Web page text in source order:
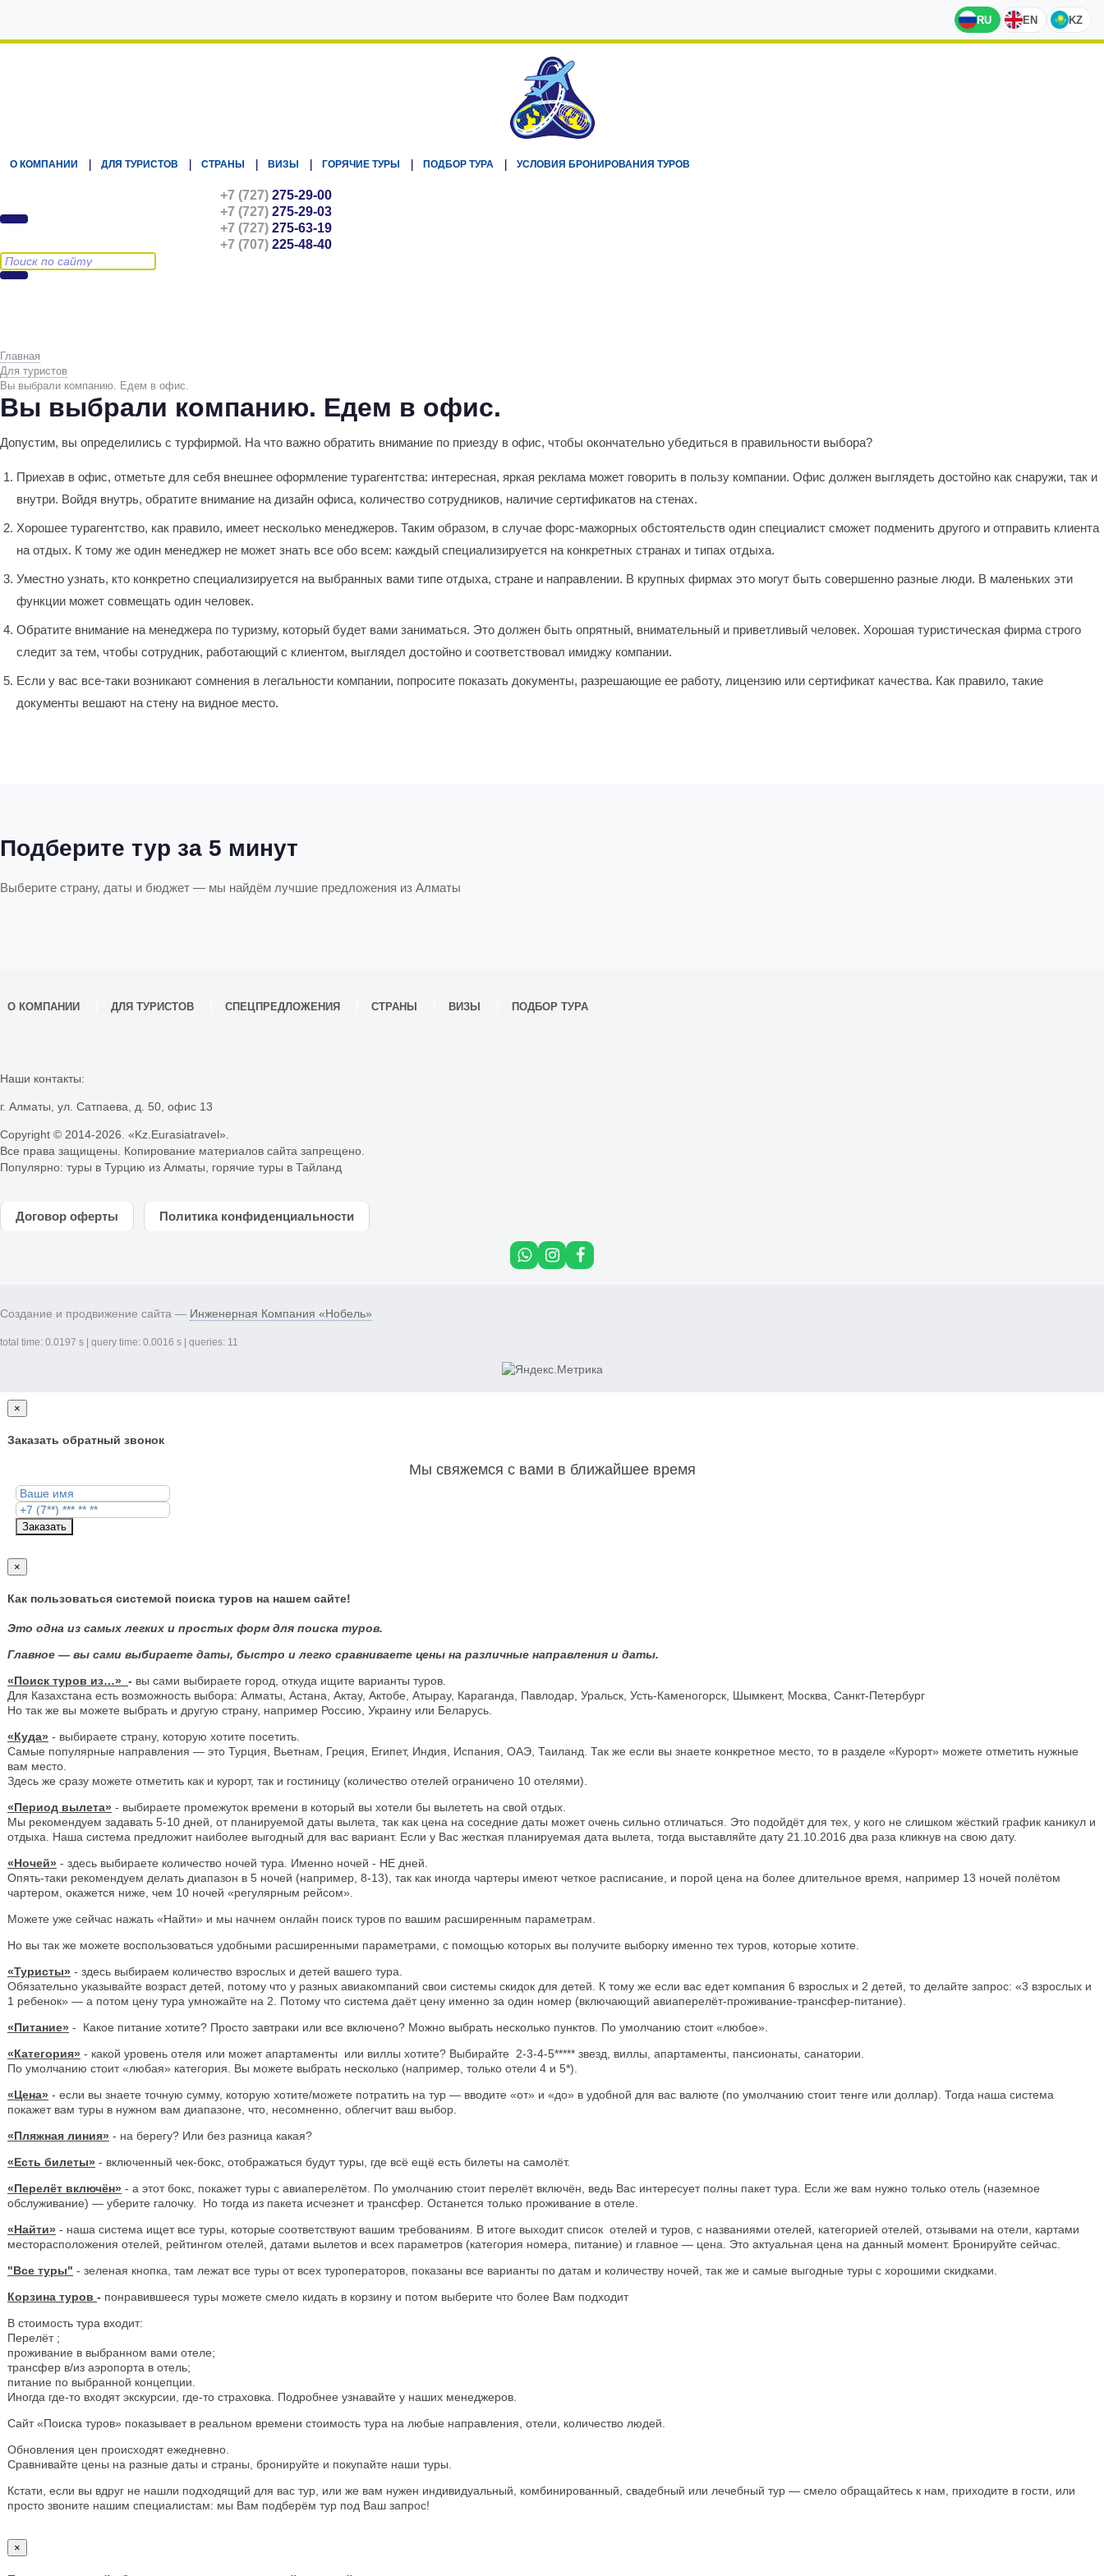
RU EN KZ
О КОМПАНИИ ДЛЯ ТУРИСТОВ СТРАНЫ ВИЗЫ ГОРЯЧИЕ ТУРЫ ПОДБОР ТУРА УСЛОВИЯ БРОНИРОВАНИЯ ТУРОВ
+7 (727) 275-29-00
+7 (727) 275-29-03
+7 (727) 275-63-19
+7 (707) 225-48-40
Главная
Для туристов
Вы выбрали компанию. Едем в офис.
Вы выбрали компанию. Едем в офис.
Допустим, вы определились с турфирмой. На что важно обратить внимание по приезду в офис, чтобы окончательно убедиться в правильности выбора?
Приехав в офис, отметьте для себя внешнее оформление турагентства: интересная, яркая реклама может говорить в пользу компании. Офис должен выглядеть достойно как снаружи, так и
внутри. Войдя внутрь, обратите внимание на дизайн офиса, количество сотрудников, наличие сертификатов на стенах.
Хорошее турагентство, как правило, имеет несколько менеджеров. Таким образом, в случае форс-мажорных обстоятельств один специалист сможет подменить другого и отправить клиента
на отдых. К тому же один менеджер не может знать все обо всем: каждый специализируется на конкретных странах и типах отдыха.
Уместно узнать, кто конкретно специализируется на выбранных вами типе отдыха, стране и направлении. В крупных фирмах это могут быть совершенно разные люди. В маленьких эти
функции может совмещать один человек.
Обратите внимание на менеджера по туризму, который будет вами заниматься. Это должен быть опрятный, внимательный и приветливый человек. Хорошая туристическая фирма строго
следит за тем, чтобы сотрудник, работающий с клиентом, выглядел достойно и соответствовал имиджу компании.
Если у вас все-таки возникают сомнения в легальности компании, попросите показать документы, разрешающие ее работу, лицензию или сертификат качества. Как правило, такие
документы вешают на стену на видное место.
Подберите тур за 5 минут
Выберите страну, даты и бюджет — мы найдём лучшие предложения из Алматы
О КОМПАНИИ ДЛЯ ТУРИСТОВ СПЕЦПРЕДЛОЖЕНИЯ СТРАНЫ ВИЗЫ ПОДБОР ТУРА
Наши контакты:
г. Алматы, ул. Сатпаева, д. 50, офис 13
Copyright © 2014-2026. «Kz.Eurasiatravel».
Все права защищены. Копирование материалов сайта запрещено.
Популярно: туры в Турцию из Алматы горячие туры в Тайланд
Договор оферты Политика конфиденциальности
Создание и продвижение сайта — Инженерная Компания «Нобель»
total time: 0.0197 s | query time: 0.0016 s | queries: 11
×
Заказать обратный звонок
Мы свяжемся с вами в ближайшее время
Заказать
×
Как пользоваться системой поиска туров на нашем сайте!
Это одна из самых легких и простых форм для поиска туров.
Главное — вы сами выбираете даты, быстро и легко сравниваете цены на различные направления и даты.
«Поиск туров из…» - вы сами выбираете город, откуда ищите варианты туров.
Для Казахстана есть возможность выбора: Алматы, Астана, Актау, Актобе, Атырау, Караганда, Павлодар, Уральск, Усть-Каменогорск, Шымкент, Москва, Санкт-Петербург
Но так же вы можете выбрать и другую страну, например Россию, Украину или Беларусь.
«Куда» - выбираете страну, которую хотите посетить.
Самые популярные направления — это Турция, Вьетнам, Греция, Египет, Индия, Испания, ОАЭ, Таиланд. Так же если вы знаете конкретное место, то в разделе «Курорт» можете отметить нужные
вам место.
Здесь же сразу можете отметить как и курорт, так и гостиницу (количество отелей ограничено 10 отелями).
«Период вылета» - выбираете промежуток времени в который вы хотели бы вылететь на свой отдых.
Мы рекомендуем задавать 5-10 дней, от планируемой даты вылета, так как цена на соседние даты может очень сильно отличаться. Это подойдёт для тех, у кого не слишком жёсткий график каникул и
отдыха. Наша система предложит наиболее выгодный для вас вариант. Если у Вас жесткая планируемая дата вылета, тогда выставляйте дату 21.10.2016 два раза кликнув на свою дату.
«Ночей» - здесь выбираете количество ночей тура. Именно ночей - НЕ дней.
Опять-таки рекомендуем делать диапазон в 5 ночей (например, 8-13), так как иногда чартеры имеют четкое расписание, и порой цена на более длительное время, например 13 ночей полётом
чартером, окажется ниже, чем 10 ночей «регулярным рейсом».
Можете уже сейчас нажать «Найти» и мы начнем онлайн поиск туров по вашим расширенным параметрам.
Но вы так же можете воспользоваться удобными расширенными параметрами, с помощью которых вы получите выборку именно тех туров, которые хотите.
«Туристы» - здесь выбираем количество взрослых и детей вашего тура.
Обязательно указывайте возраст детей, потому что у разных авиакомпаний свои системы скидок для детей. К тому же если вас едет компания 6 взрослых и 2 детей, то делайте запрос: «3 взрослых и
1 ребенок» — а потом цену тура умножайте на 2. Потому что система даёт цену именно за один номер (включающий авиаперелёт-проживание-трансфер-питание).
«Питание» - Какое питание хотите? Просто завтраки или все включено? Можно выбрать несколько пунктов. По умолчанию стоит «любое».
«Категория» - какой уровень отеля или может апартаменты или виллы хотите? Выбирайте 2-3-4-5***** звезд, виллы, апартаменты, пансионаты, санатории.
По умолчанию стоит «любая» категория. Вы можете выбрать несколько (например, только отели 4 и 5*).
«Цена» - если вы знаете точную сумму, которую хотите/можете потратить на тур — вводите «от» и «до» в удобной для вас валюте (по умолчанию стоит тенге или доллар). Тогда наша система
покажет вам туры в нужном вам диапазоне, что, несомненно, облегчит ваш выбор.
«Пляжная линия» - на берегу? Или без разница какая?
«Есть билеты» - включенный чек-бокс, отображаться будут туры, где всё ещё есть билеты на самолёт.
«Перелёт включён» - а этот бокс, покажет туры с авиаперелётом. По умолчанию стоит перелёт включён, ведь Вас интересует полны пакет тура. Если же вам нужно только отель (наземное
обслуживание) — уберите галочку. Но тогда из пакета исчезнет и трансфер. Останется только проживание в отеле.
«Найти» - наша система ищет все туры, которые соответствуют вашим требованиям. В итоге выходит список отелей и туров, с названиями отелей, категорией отелей, отзывами на отели, картами
месторасположения отелей, рейтингом отелей, датами вылетов и всех параметров (категория номера, питание) и главное — цена. Это актуальная цена на данный момент. Бронируйте сейчас.
"Все туры" - зеленая кнопка, там лежат все туры от всех туроператоров, показаны все варианты по датам и количеству ночей, так же и самые выгодные туры с хорошими скидками.
Корзина туров - понравившееся туры можете смело кидать в корзину и потом выберите что более Вам подходит
В стоимость тура входит:
Перелёт ;
проживание в выбранном вами отеле;
трансфер в/из аэропорта в отель;
питание по выбранной концепции.
Иногда где-то входят экскурсии, где-то страховка. Подробнее узнавайте у наших менеджеров.
Сайт «Поиска туров» показывает в реальном времени стоимость тура на любые направления, отели, количество людей.
Обновления цен происходят ежедневно.
Сравнивайте цены на разные даты и страны, бронируйте и покупайте наши туры.
Кстати, если вы вдруг не нашли подходящий для вас тур, или же вам нужен индивидуальный, комбинированный, свадебный или лечебный тур — смело обращайтесь к нам, приходите в гости, или
просто звоните нашим специалистам: мы Вам подберём тур под Ваш запрос!
×